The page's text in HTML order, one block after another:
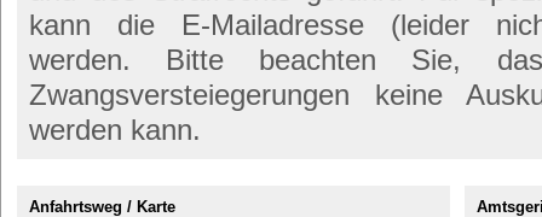
kann die E-Mailadresse (leider
werden. Bitte beachten Sie,
Zwangsversteiegerungen keine
werden kann.
Anfahrtsweg / Karte